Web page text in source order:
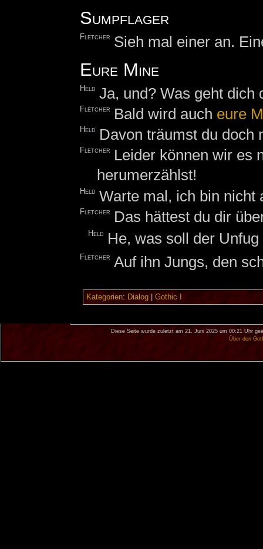
Sumpflager
Fletcher Sieh mal einer an.
Eure Mine
Held Ja, und? Was geht dich
Fletcher Bald wird auch eure
Held Davon träumst du doch
Fletcher
Leider können wir es
herumerzählst!
Held Warte mal, ich bin nicht
Fletcher Das hättest du dir
Held He, was soll der Unfug
Fletcher Auf ihn Jungs, den
Kategorien: Dialog| Gothic I
Diese Seite wurde zuletzt am 21. Juni 2025 um 00:21 Uhr
Über den